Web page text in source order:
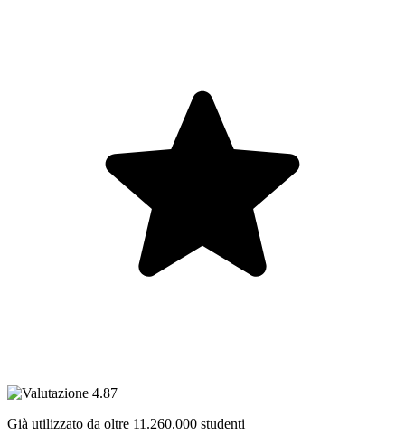
Già utilizzato da oltre 11.260.000 studenti